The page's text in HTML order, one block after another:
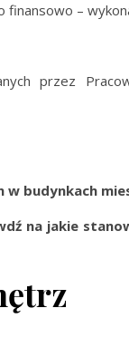
finansowo –
przez
budynkach
na jakie